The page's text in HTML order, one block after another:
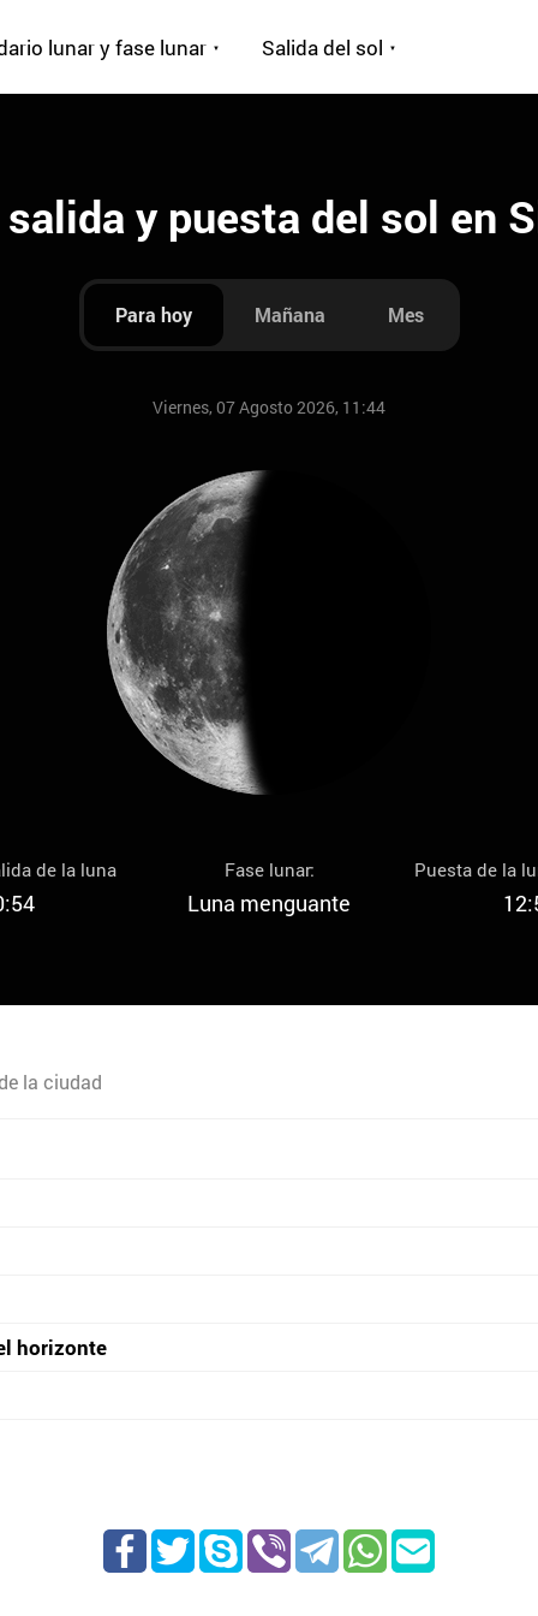
lunar y fase lunar Salida del sol
y puesta del sol en
Para hoy Mañana Mes
Viernes, 07 Agosto 2026, 11:44
de la luna Fase lunar:
Luna menguante
Puesta de la
la ciudad
horizonte